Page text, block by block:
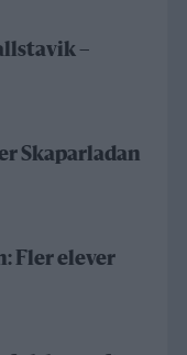
–
Skaparladan
Fler elever